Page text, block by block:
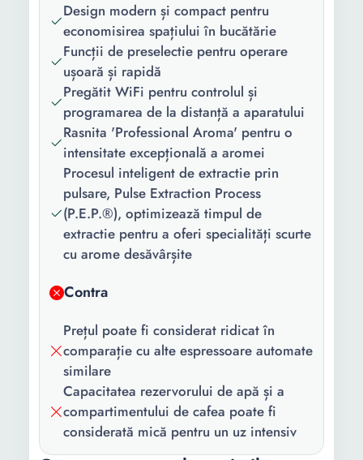
preparate:
Numar duze
cafea:
1
Tip display:
LCD
Functii:
Control Wi-Fi Sistem
economisire energie
electrica Sistem
decalcifiere Setare grad
macinare Inaltime
ajustabila a duzei de cafea
Rasnita Preincalzire
Culoare:
Alb
Putere:
1450 W
Presiune
pompa:
15 bar
Capacitate
Design modern și compact pentru
economisirea spațiului în bucătărie
Funcții de preselectie pentru operare
ușoară și rapidă
Pregătit WiFi pentru controlul și
programarea de la distanță a aparatului
Rasnita 'Professional Aroma' pentru o
intensitate excepțională a aromei
Procesul inteligent de extractie prin
pulsare, Pulse Extraction Process
(P.E.P.®), optimizează timpul de
extractie pentru a oferi specialități scurte
cu arome desăvârșite
Contra
Prețul poate fi considerat ridicat în
comparație cu alte espressoare automate
similare
Capacitatea rezervorului de apă și a
compartimentului de cafea poate fi
considerată mică pentru un uz intensiv